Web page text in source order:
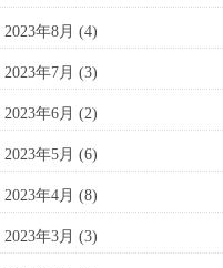
2023年8月 (4)
2023年7月 (3)
2023年6月 (2)
2023年5月 (6)
2023年4月 (8)
2023年3月 (3)